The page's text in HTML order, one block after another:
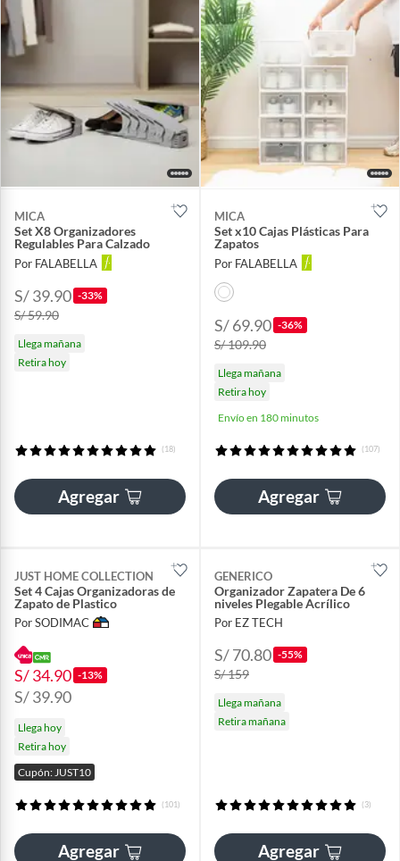
MICA
Set X8 Organizadores
Regulables Para Calzado
Por FALABELLA
S/ 39.90 -33%
S/ 59.90
Llega mañana
Retira hoy
(18)
Agregar
MICA
Set x10 Cajas Plásticas Para
Zapatos
Por FALABELLA
S/ 69.90 -36%
S/ 109.90
Llega mañana
Retira hoy
Envío en 180 minutos
(107)
Agregar
JUST HOME COLLECTION
Set 4 Cajas Organizadoras de
Zapato de Plastico
Por SODIMAC
S/ 34.90 -13%
S/ 39.90
Llega hoy
Retira hoy
Cupón: JUST10
(101)
Agregar
GENERICO
Organizador Zapatera De 6
niveles Plegable Acrílico
Por EZ TECH
S/ 70.80 -55%
S/ 159
Llega mañana
Retira mañana
(3)
Agregar